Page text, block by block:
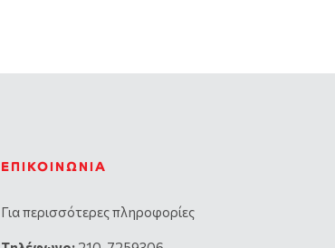
ΕΠΙΚΟΙΝΩΝΊΑ
Για περισσότερες πληροφορίες